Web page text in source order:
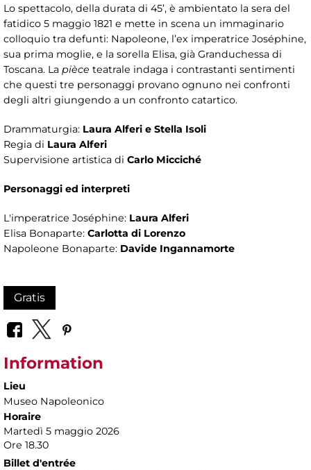
Lo spettacolo, della durata di 45’, è ambientato la sera del
fatidico 5 maggio 1821 e mette in scena un immaginario
colloquio tra defunti: Napoleone, l’ex imperatrice Joséphine,
sua prima moglie, e la sorella Elisa, già Granduchessa di
Toscana. La pièce teatrale indaga i contrastanti sentimenti
che questi tre personaggi provano ognuno nei confronti
degli altri giungendo a un confronto catartico.
Drammaturgia: Laura Alferi e Stella Isoli
Regia di Laura Alferi
Supervisione artistica di Carlo Micciché
Personaggi ed interpreti
L'imperatrice Joséphine: Laura Alferi
Elisa Bonaparte: Carlotta di Lorenzo
Napoleone Bonaparte: Davide Ingannamorte
Gratis
Information
Lieu
Museo Napoleonico
Horaire
Martedì 5 maggio 2026
Ore 18.30
Billet d'entrée